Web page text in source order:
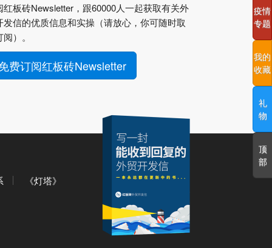
红板砖Newsletter，跟60000人一起获取有关外
发信的优质信息和实操（请放心，你可随时取
）。
费订阅红板砖Newsletter
《灯塔》
疫情
专题
我的
收藏
礼
物
顶
部